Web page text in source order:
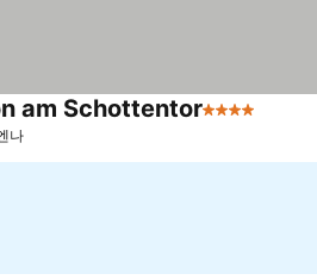
am Schottentor4 성급
나